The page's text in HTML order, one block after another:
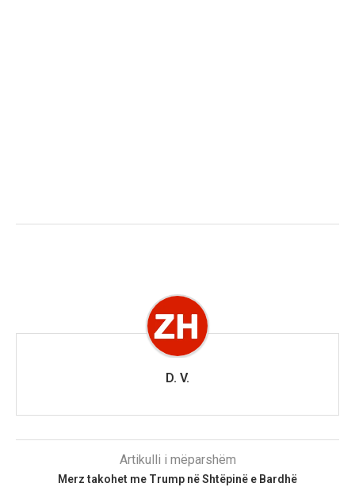
D. V.
Artikulli i mëparshëm
Merz takohet me Trump në Shtëpinë e Bardhë